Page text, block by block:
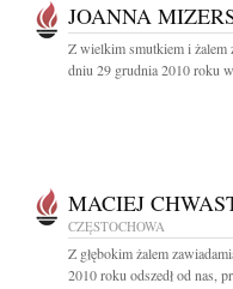
JOANNA
Z wielkim smutkiem i żalem
dniu 29 grudnia 2010 roku
MACIEJ
CZĘSTOCHOWA
Z głębokim żalem
2010 roku odszedł od nas,